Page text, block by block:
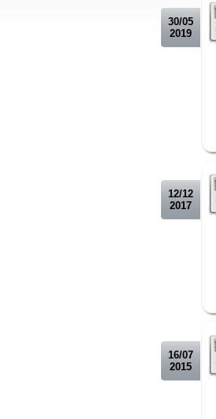
30/05
2019
12/12
2017
16/07
2015